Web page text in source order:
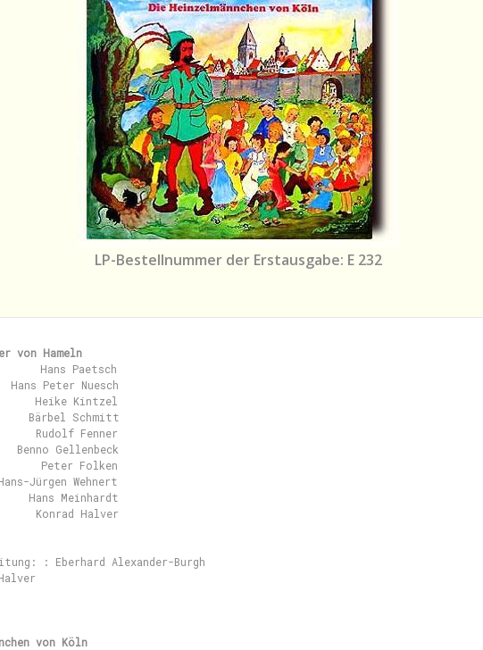
LP-Bestellnummer der Erstausgabe: E 232
von Hameln
Hans Paetsch
Peter Nuesch
Heike Kintzel
Bärbel Schmitt
Rudolf Fenner
Benno Gellenbeck
Peter Folken
Jürgen Wehnert
Hans Meinhardt
Konrad Halver
: Eberhard Alexander-Burgh
von Köln